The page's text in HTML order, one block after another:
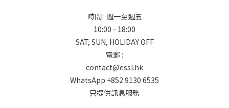
時間 : 週一至週五
10:00 - 18:00
SAT, SUN, HOLIDAY OFF
電郵 :
contact@essl.hk
WhatsApp +852 9130 6535
只提供訊息服務